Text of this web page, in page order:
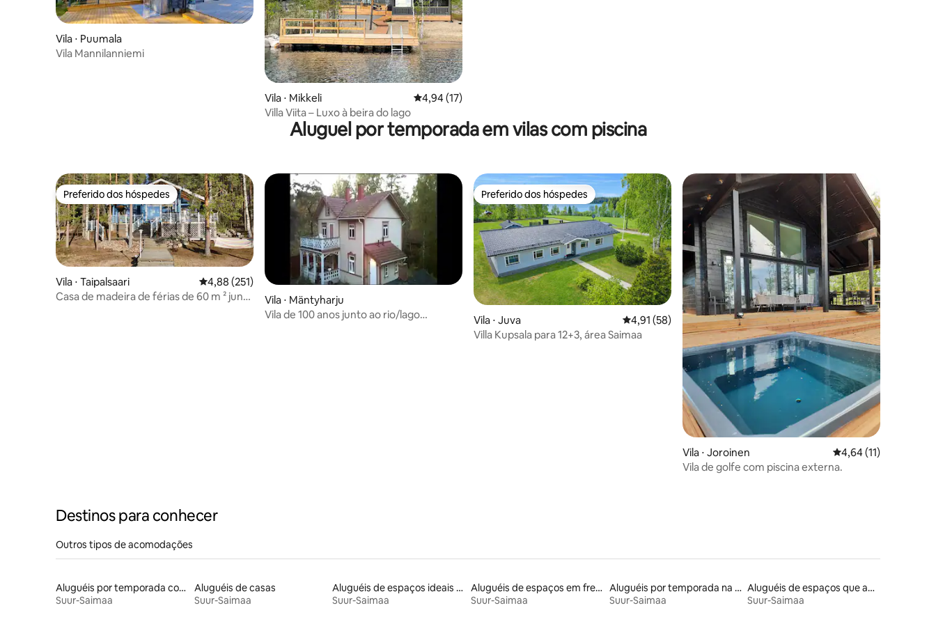
Vila ⋅ Puumala
Vila Mannilanniemi
Vila ⋅ Mikkeli 4,94 de uma avaliação média de 5, 17 avaliações
4,94 (17)
Villa Viita – Luxo à beira do lago
Aluguel por temporada em vilas com piscina
Preferido dos hóspedes
Preferido dos hóspedes
Vila ⋅ Taipalsaari 4,88 de uma avaliação média de 5, 251 avaliações
4,88 (251)
Casa de madeira de férias de 60 m ² junto
Vila ⋅ Mäntyharju
Vila de 100 anos junto ao rio/lago
Preferido dos hóspedes
Preferido dos hóspedes
Vila ⋅ Juva 4,91 de uma avaliação média de 5, 58 avaliações
4,91 (58)
Villa Kupsala para 12+3, área Saimaa
Vila ⋅ Joroinen 4,64 de uma
4,64 (11)
Vila de golfe com piscina externa.
Destinos para conhecer
Outros tipos de acomodações
Aluguéis por temporada com acesso ao lago
Suur-Saimaa
Aluguéis de casas
Suur-Saimaa
Aluguéis de espaços ideais para famílias
Suur-Saimaa
Aluguéis de espaços em frente à praia
Suur-Saimaa
Aluguéis por temporada na orla
Suur-Saimaa
Aluguéis de espaços que aceitam animais de estimação
Suur-Saimaa